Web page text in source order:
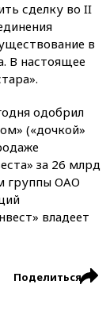
сделку во II
в
В настоящее
одобрил
(«дочкой»
за 26 млрд
группы ОАО
владеет
Поделиться